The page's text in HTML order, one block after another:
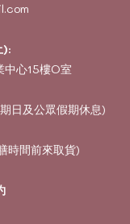
):
中心15樓O室
日及公眾假期休息)
時間前來取貨)